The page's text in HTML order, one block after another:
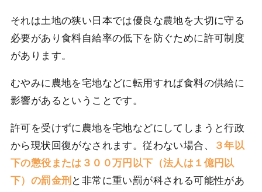
それは土地の狭い日本では優良な農地を大切に守る
必要があり食料自給率の低下を防ぐために許可制度
があります。
むやみに農地を宅地などに転用すれば食料の供給に
影響があるということです。
許可を受けずに農地を宅地などにしてしまうと行政
から現状回復がなされます。従わない場合、
３年以
下の懲役または３００万円以下（法人は１億円以
下）の罰金刑 と非常に重い罰が科される可能性があ